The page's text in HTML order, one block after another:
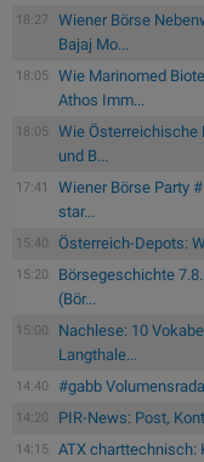
18:27
Wiener Börse
Bajaj Mo...
18:05
Wie Marinomed
Athos Imm...
18:05
Wie Österreichische
und B...
17:41
Wiener Börse Party
star...
15:40 Österreich-Depots:
15:20
Börsegeschichte
(Bör...
15:00
Nachlese: 10
Langthale...
14:40 #gabb
14:20 PIR-News: Post,
14:15 ATX charttechnisch: